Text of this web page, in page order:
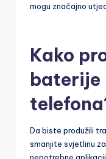
mogu značajno
Kako
baterije
Da biste produžili
smanjite svjetlinu